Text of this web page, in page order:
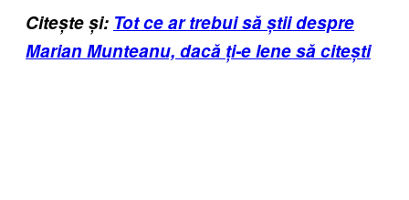
Citește și: Tot ce ar trebui să știi despre
Marian Munteanu, dacă ți-e lene să citești